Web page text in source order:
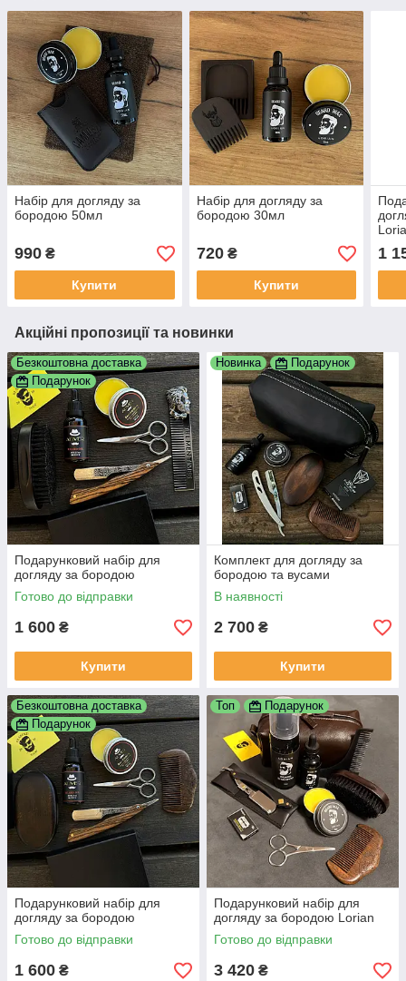
Набір для догляду за
бородою 50мл
990 ₴
Купити
Набір для догляду за
бородою 30мл
720₴
Купити
1
Акційні пропозиції та новинки
Безкоштовна доставка
Подарунок
Подарунковий набір для
догляду за бородою
Готово до відправки
1 600 ₴
Купити
Новинка Подарунок
Комплект для догляду за
бородою та вусами
В наявності
2 700 ₴
Купити
Безкоштовна доставка
Подарунок
Подарунковий набір для
догляду за бородою
Готово до відправки
1 600 ₴
Топ Подарунок
Подарунковий набір для
догляду за бородою Lorian
Готово до відправки
3 420 ₴